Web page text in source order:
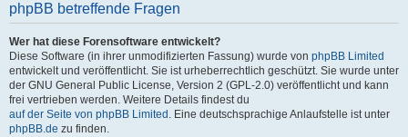
phpBB betreffende Fragen
Wer hat diese Forensoftware entwickelt?
Diese Software (in ihrer unmodifizierten Fassung) wurde von phpBB Limited
entwickelt und veröffentlicht. Sie ist urheberrechtlich geschützt. Sie wurde unter
der GNU General Public License, Version 2 (GPL-2.0) veröffentlicht und kann
frei vertrieben werden. Weitere Details findest du
auf der Seite von phpBB Limited . Eine deutschsprachige Anlaufstelle ist unter
phpBB.de zu finden.